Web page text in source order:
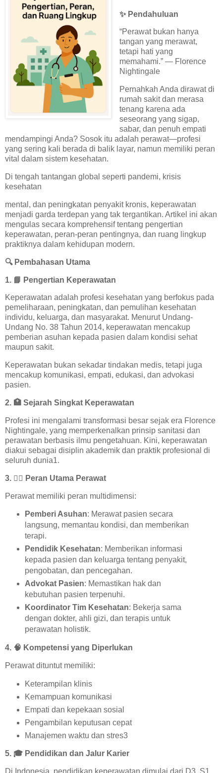
✨Pendahuluan
“Perawat bukan hanya
tangan yang merawat,
tetapi hati yang
memahami.” — Florence
Nightingale
Pernahkah Anda dirawat di
rumah sakit dan merasa
tenang karena ada
seseorang yang sigap,
sabar, dan penuh empati
mendampingi Anda? Sosok itu adalah perawat—profesi
yang sering kali berada di balik layar, namun memiliki peran
vital dalam sistem kesehatan.
Di tengah tantangan global seperti pandemi, krisis
kesehatan
mental, dan peningkatan penyakit kronis, keperawatan
menjadi garda terdepan yang tak tergantikan. Artikel ini akan
mengulas secara komprehensif tentang pengertian
keperawatan, peran-peran pentingnya, dan ruang lingkup
praktiknya dalam kehidupan modern.
🔍Pembahasan Utama
1. 📘 Pengertian Keperawatan
Keperawatan adalah profesi kesehatan yang berfokus pada
pemeliharaan, peningkatan, dan pemulihan kesehatan
individu, keluarga, dan masyarakat. Menurut Undang-
Undang No. 38 Tahun 2014, keperawatan mencakup
pemberian asuhan kepada pasien dalam kondisi sehat
maupun sakit.
Keperawatan bukan sekadar tindakan medis, tetapi juga
mencakup komunikasi, empati, edukasi, dan advokasi
pasien.
2. 🏥 Sejarah Singkat Keperawatan
Profesi ini mengalami transformasi besar sejak era Florence
Nightingale, yang memperkenalkan prinsip sanitasi dan
perawatan berbasis ilmu pengetahuan. Kini, keperawatan
diakui sebagai disiplin akademik dan praktik profesional di
seluruh dunia1.
3. 👩‍⚕️ Peran Utama Perawat
Perawat memiliki peran multidimensi:
Pemberi Asuhan: Merawat pasien secara
langsung, memantau kondisi, dan memberikan
terapi.
Pendidik Kesehatan: Memberikan informasi
kepada pasien dan keluarga tentang penyakit,
pengobatan, dan pencegahan.
Advokat Pasien: Memastikan hak dan
kebutuhan pasien terpenuhi.
Koordinator Tim Kesehatan: Bekerja sama
dengan dokter, ahli gizi, dan terapis untuk
perawatan holistik.
4. 🧠 Kompetensi yang Diperlukan
Perawat dituntut memiliki:
Keterampilan klinis
Kemampuan komunikasi
Empati dan kepekaan sosial
Pengambilan keputusan cepat
Manajemen waktu dan stres3
5. 🎓 Pendidikan dan Jalur Karier